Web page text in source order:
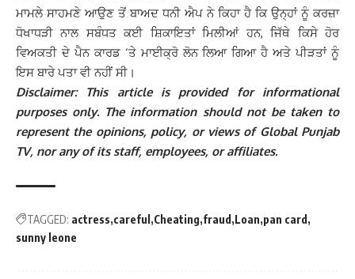
ਮਾਮਲੇ ਸਾਹਮਣੇ ਆਉਣ ਤੋਂ ਬਾਅਦ ਧਨੀ ਐਪ ਨੇ ਕਿਹਾ ਹੈ ਕਿ ਉਨ੍ਹਾਂ ਨੂੰ ਕਰਜ਼ਾ
ਧੋਖਾਧੜੀ ਨਾਲ ਸਬੰਧਤ ਕਈ ਸ਼ਿਕਾਇਤਾਂ ਮਿਲੀਆਂ ਹਨ, ਜਿੱਥੇ ਕਿਸੇ ਹੋਰ
ਵਿਅਕਤੀ ਦੇ ਪੈਨ ਕਾਰਡ ‘ਤੇ ਮਾਈਕ੍ਰੋ ਲੋਨ ਲਿਆ ਗਿਆ ਹੈ ਅਤੇ ਪੀੜਤਾਂ ਨੂੰ
ਇਸ ਬਾਰੇ ਪਤਾ ਵੀ ਨਹੀਂ ਸੀ।
Disclaimer: This article is provided for informational
purposes only. The information should not be taken to
represent the opinions, policy, or views of Global Punjab
TV, nor any of its staff, employees, or affiliates.
TAGGED: actress careful Cheating fraud Loan pan card
sunny leone